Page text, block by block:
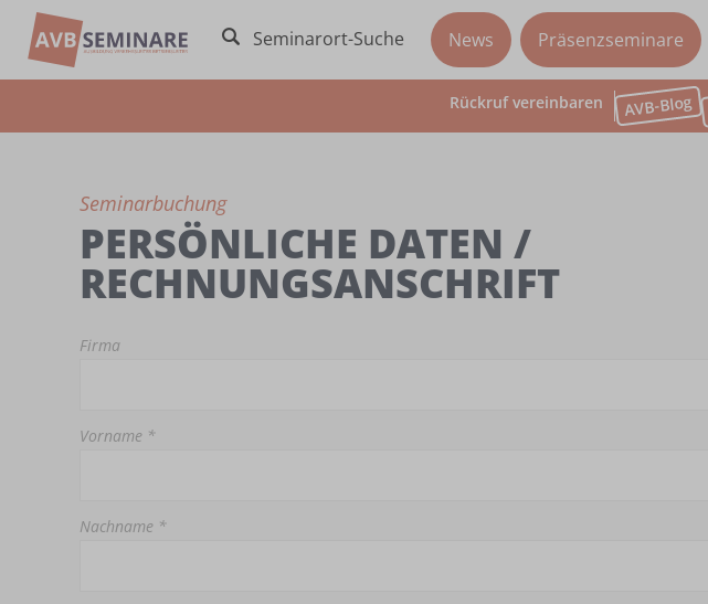
Seminarort-Suche News Präsenzseminare
Rückruf vereinbaren AVB-Blog
Seminarbuchung
PERSÖNLICHE DATEN /
RECHNUNGSANSCHRIFT
Firma
Vorname *
Nachname *